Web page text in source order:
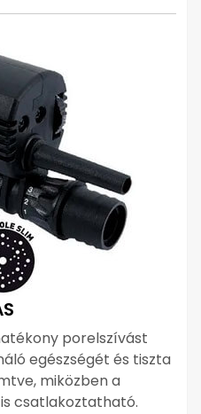
porelszívást
egészségét és tiszta
miközben a
csatlakoztatható.